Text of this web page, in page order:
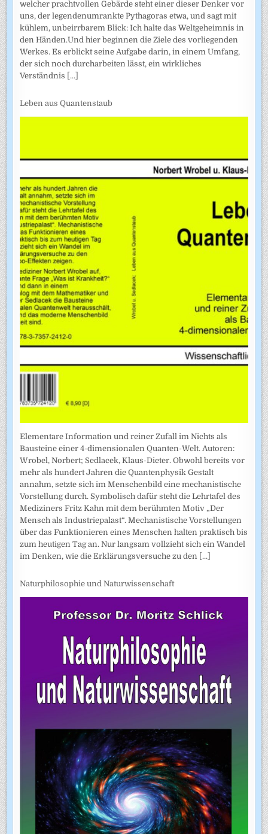
welcher prachtvollen Gebärde steht einer dieser Denker vor
uns, der legendenumrankte Pythagoras etwa, und sagt mit
kühlem, unbeirrbarem Blick: Ich halte das Weltgeheimnis in
den Händen.Und hier beginnen die Ziele des vorliegenden
Werkes. Es erblickt seine Aufgabe darin, in einem Umfang,
der sich noch durcharbeiten lässt, ein wirkliches
Verständnis [...]
Leben aus Quantenstaub
Elementare Information und reiner Zufall im Nichts als
Bausteine einer 4-dimensionalen Quanten-Welt. Autoren:
Wrobel, Norbert; Sedlacek, Klaus-Dieter. Obwohl bereits vor
mehr als hundert Jahren die Quantenphysik Gestalt
annahm, setzte sich im Menschenbild eine mechanistische
Vorstellung durch. Symbolisch dafür steht die Lehrtafel des
Mediziners Fritz Kahn mit dem berühmten Motiv „Der
Mensch als Industriepalast“. Mechanistische Vorstellungen
über das Funktionieren eines Menschen halten praktisch bis
zum heutigen Tag an. Nur langsam vollzieht sich ein Wandel
im Denken, wie die Erklärungsversuche zu den [...]
Naturphilosophie und Naturwissenschaft